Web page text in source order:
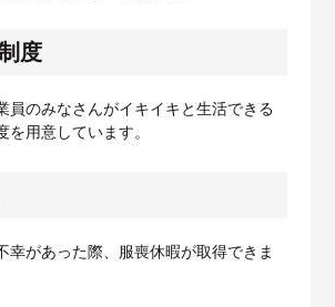
度
員のみなさんがイキイキと生活できる
を用意しています。
幸があった際、服喪休暇が取得できま